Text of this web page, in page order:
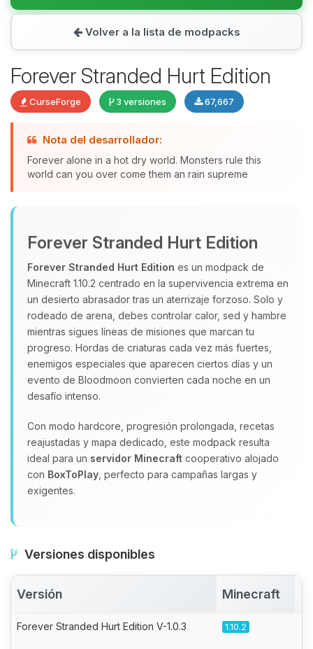
Volver a la lista de modpacks
Forever Stranded Hurt Edition
CurseForge 3 versiones 67,667
Nota del desarrollador:
Forever alone in a hot dry world. Monsters rule this
world can you over come them an rain supreme
Forever Stranded Hurt Edition
Forever Stranded Hurt Edition es un modpack de
Minecraft 1.10.2 centrado en la supervivencia extrema en
un desierto abrasador tras un aterrizaje forzoso. Solo y
rodeado de arena, debes controlar calor, sed y hambre
mientras sigues líneas de misiones que marcan tu
progreso. Hordas de criaturas cada vez más fuertes,
enemigos especiales que aparecen ciertos días y un
evento de Bloodmoon convierten cada noche en un
desafío intenso.
Con modo hardcore, progresión prolongada, recetas
reajustadas y mapa dedicado, este modpack resulta
ideal para un servidor Minecraft cooperativo alojado
con BoxToPlay , perfecto para campañas largas y
exigentes.
Versiones disponibles
Versión Minecraft
Forever Stranded Hurt Edition V-1.0.3 1.10.2
Yupi, por fin alguien con quien
hablar! Soy Choupy, tu pequeno
07/08/2026 04:38